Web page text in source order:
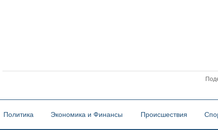
Политика Экономика и Финансы Происшествия